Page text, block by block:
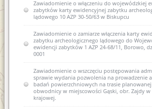
Zawiadomienie o włączeniu do wojewódzkiej
zabytków karty ewidencyjnej zabytku
lądowego 10 AZP 30-50/63 w Biskupcu
Zawiadomienie o zamiarze włączenia karty
zabytku archeologicznego lądowego do
ewidencji zabytków 1 AZP 24-68/11, Borowo,
0001
Zawiadomienie o wszczęciu postępowania
sprawie wydania pozwolenia na prowadzenie
badań powierzchniowych na trasie
obwodnicy w miejscowości Gąski, obr. Zajdy w
krajowej.